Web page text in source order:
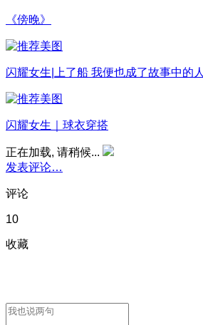
《傍晚》
闪耀女生|上了船 我便也成了故事中的人
闪耀女生｜球衣穿搭
正在加载, 请稍候...
发表评论…
评论
10
收藏